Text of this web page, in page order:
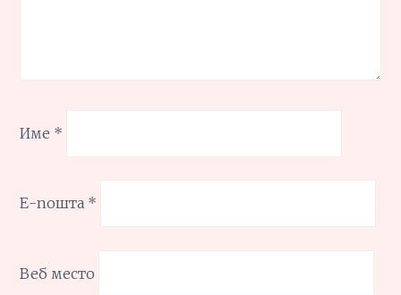
Име *
Е-пошта *
Веб место